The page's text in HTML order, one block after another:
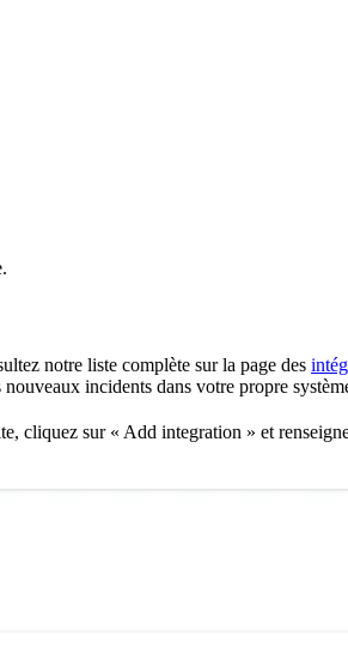
notre liste complète sur la page des
incidents dans votre propre
cliquez sur « Add integration » et